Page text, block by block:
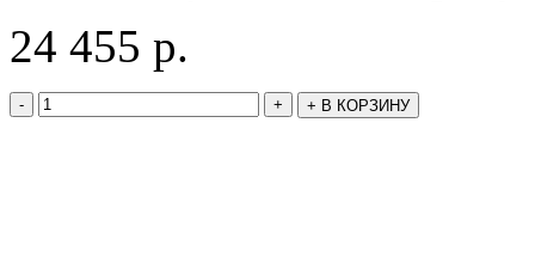
24 455 р.
- + + В КОРЗИНУ